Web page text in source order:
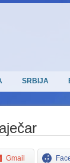
SRBIJA
Gmail